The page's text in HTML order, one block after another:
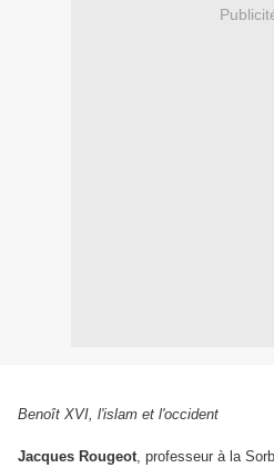
Benoît XVI, l'islam et l'occident
Jacques Rougeot, professeur à la